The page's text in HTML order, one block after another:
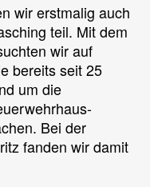
wir erstmalig auch
teil. Mit dem
wir auf
bereits seit 25
um die
Bei der
fanden wir damit